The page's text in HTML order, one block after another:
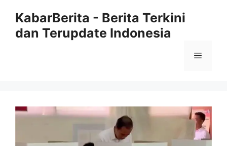
KabarBerita - Berita Terkini
dan Terupdate Indonesia
Menu